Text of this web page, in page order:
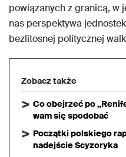
powiązanych z granicą, w
nas perspektywa
bezlitosnej politycznej
Zobacz także
Co obejrzeć po
wam się spodobać
Początki polskiego
nadejście Scyzoryka